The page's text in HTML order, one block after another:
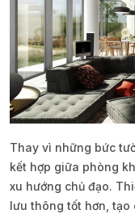
Thay vì những bức
kết hợp giữa phòng
xu hướng chủ đạo.
lưu thông tốt hơn, tạo